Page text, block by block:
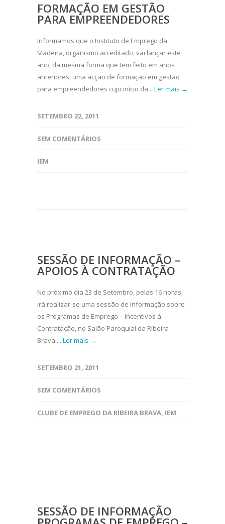
FORMAÇÃO EM GESTÃO
PARA EMPREENDEDORES
Informamos que o Instituto de Emprego da
Madeira, organismo acreditado, vai lançar este
ano, da mesma forma que tem feito em anos
anteriores, uma acção de formação em gestão
para empreendedores cujo início da... Ler mais →
SETEMBRO 22, 2011
SEM COMENTÁRIOS
IEM
SESSÃO DE INFORMAÇÃO –
APOIOS À CONTRATAÇÃO
No próximo dia 23 de Setembro, pelas 16 horas,
irá realizar-se uma sessão de informação sobre
os Programas de Emprego – Incentivos à
Contratação, no Salão Paroquial da Ribeira
Brava.... Ler mais →
SETEMBRO 21, 2011
SEM COMENTÁRIOS
CLUBE DE EMPREGO DA RIBEIRA BRAVA, IEM
SESSÃO DE INFORMAÇÃO